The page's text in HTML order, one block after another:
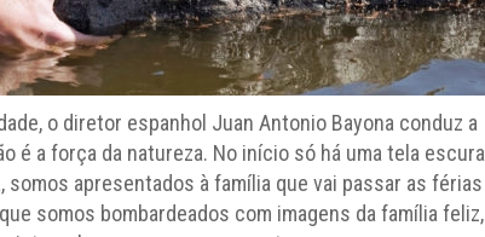
o diretor espanhol Juan Antonio Bayona conduz a
é a força da natureza. No início só há uma tela escura
apresentados à família que vai passar as férias
somos bombardeados com imagens da família feliz,